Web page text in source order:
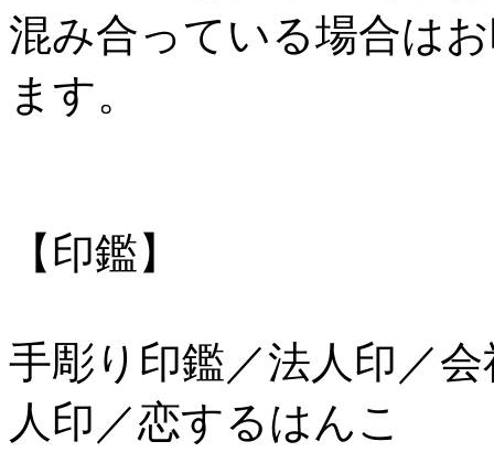
混み合っている場合は
ます。
【印鑑】
手彫り印鑑／法人印／
人印／恋するはんこ